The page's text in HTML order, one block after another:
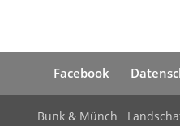
Facebook
Bunk & Münch